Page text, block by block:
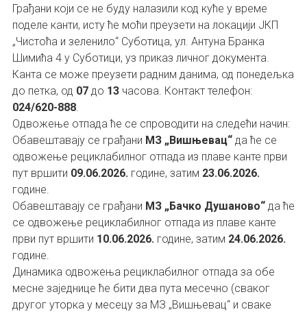
Грађани који се не буду налазили код куће у време
поделе канти, исту ће моћи преузети на локацији ЈКП
„Чистоћа и зеленило“ Суботица, ул. Антуна Бранка
Шимића 4 у Суботици, уз приказ личног документа.
Канта се може преузети радним данима, од понедељка
до петка, од 07до 13часова. Контакт телефон:
024/620-888.
Одвожење отпада ће се спроводити на следећи начин:
Обавештавају се грађани МЗ „Вишњевац“да ће се
одвожење рециклабилног отпада из плаве канте први
пут вршити 09.06.2026.године, затим 23.06.2026.
године.
Обавештавају се грађани МЗ „Бачко Душаново“да ће
се одвожење рециклабилног отпада из плаве канте
први пут вршити 10.06.2026.године, затим 24.06.2026.
године.
Динамика одвожења рециклабилног отпада за обе
месне заједнице ће бити два пута месечно (сваког
другог уторка у месецу за МЗ „Вишњевац“ и сваке